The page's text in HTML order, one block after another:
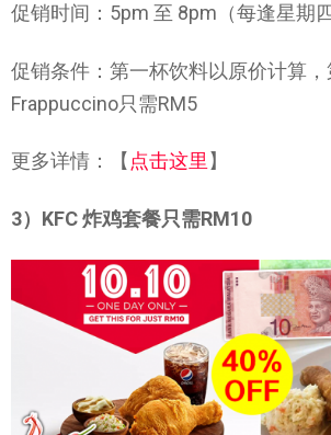
促销时间：5pm 至 8pm（每逢星期四
促销条件：第一杯饮料以原价计算
Frappuccino只需RM5
更多详情：【 点击这里 】
3）KFC 炸鸡套餐只需RM10